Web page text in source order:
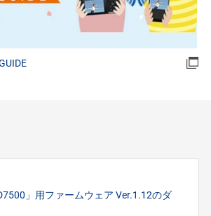
」用ファームウェア Ver.1.12のダ